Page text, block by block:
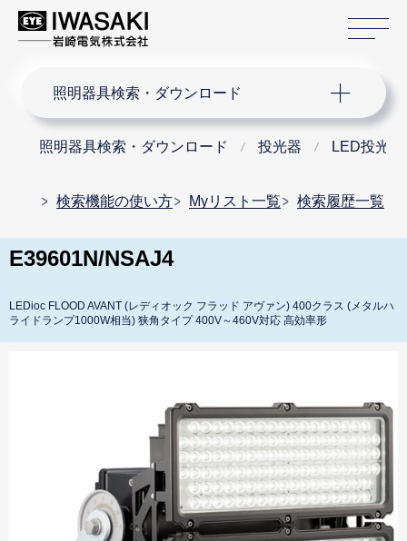
照明器具検索・ダウンロード
照明器具検索・ダウンロード 投光器 LED投光器
検索機能の使い方 Myリスト一覧 検索履歴一覧
E39601N/NSAJ4
LEDioc FLOOD AVANT (レディオック フラッド アヴァン) 400クラス (メタルハ
ライドランプ1000W相当) 狭角タイプ 400V～460V対応 高効率形